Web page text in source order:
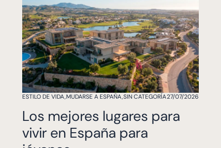
ESTILO DE VIDA,MUDARSE A ESPAÑA,SIN CATEGORÍA27/07/2026
Los mejores lugares para
vivir en España para